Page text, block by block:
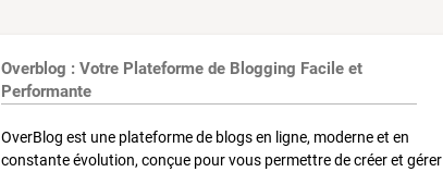
Overblog : Votre Plateforme de Blogging Facile et
Performante
OverBlog est une plateforme de blogs en ligne, moderne et en
constante évolution, conçue pour vous permettre de créer et gérer